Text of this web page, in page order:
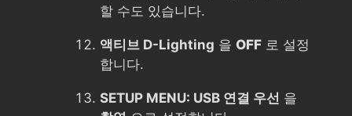
할 수도 있습니다.
액티브 D-Lighting 을 OFF 로 설정
합니다.
SETUP MENU: USB 연결 우선 을